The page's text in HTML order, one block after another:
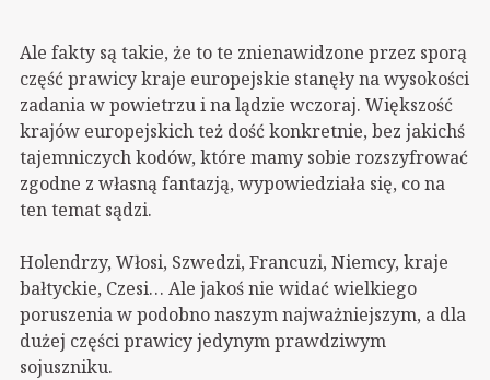
Ale fakty są takie, że to te znienawidzone przez sporą
część prawicy kraje europejskie stanęły na wysokości
zadania w powietrzu i na lądzie wczoraj. Większość
krajów europejskich też dość konkretnie, bez jakichś
tajemniczych kodów, które mamy sobie rozszyfrować
zgodne z własną fantazją, wypowiedziała się, co na
ten temat sądzi.
Holendrzy, Włosi, Szwedzi, Francuzi, Niemcy, kraje
bałtyckie, Czesi… Ale jakoś nie widać wielkiego
poruszenia w podobno naszym najważniejszym, a dla
dużej części prawicy jedynym prawdziwym
sojuszniku.